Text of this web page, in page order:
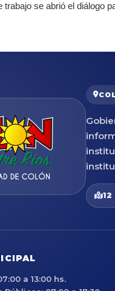
trabajo se abrió el diálogo
12
a 13:00 hs.